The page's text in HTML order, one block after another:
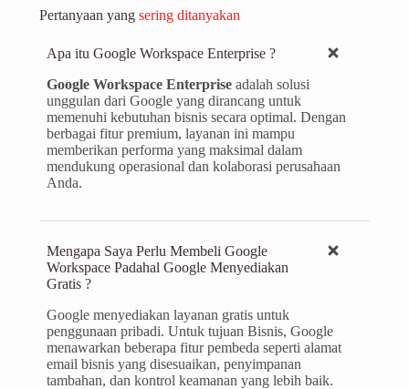
Pertanyaan yang sering ditanyakan
Apa itu Google Workspace Enterprise ?
Google Workspace Enterpriseadalah solusi
unggulan dari Google yang dirancang untuk
memenuhi kebutuhan bisnis secara optimal. Dengan
berbagai fitur premium, layanan ini mampu
memberikan performa yang maksimal dalam
mendukung operasional dan kolaborasi perusahaan
Anda.
Mengapa Saya Perlu Membeli Google
Workspace Padahal Google Menyediakan
Gratis ?
Google menyediakan layanan gratis untuk
penggunaan pribadi. Untuk tujuan Bisnis, Google
menawarkan beberapa fitur pembeda seperti alamat
email bisnis yang disesuaikan, penyimpanan
tambahan, dan kontrol keamanan yang lebih baik.